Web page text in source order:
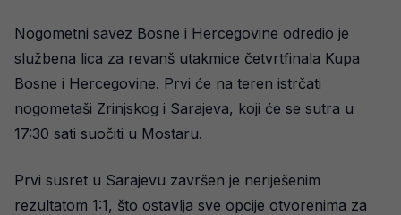
Nogometni savez Bosne i Hercegovine odredio je
službena lica za revanš utakmice četvrtfinala Kupa
Bosne i Hercegovine. Prvi će na teren istrčati
nogometaši Zrinjskog i Sarajeva, koji će se sutra u
17:30 sati suočiti u Mostaru.
Prvi susret u Sarajevu završen je neriješenim
rezultatom 1:1, što ostavlja sve opcije otvorenima za